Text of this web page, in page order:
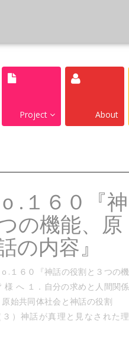
Project About
.１６０『神
の機能、原
の内容』
.１６０『神話の役割と３つの機
へ １．自分の求めと人間関係
原始共同体社会と神話の役割
）神話が真理と見なされた理